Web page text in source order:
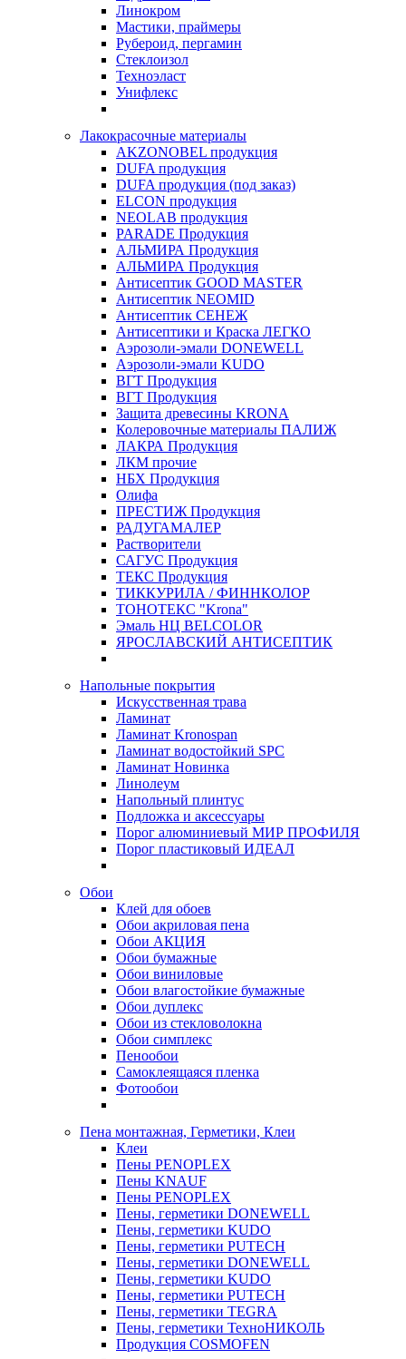
Линокром
Мастики, праймеры
Рубероид, пергамин
Стеклоизол
Техноэласт
Унифлекс
Лакокрасочные материалы
AKZONOBEL продукция
DUFA продукция
DUFA продукция (под заказ)
ELCON продукция
NEOLAB продукция
PARADE Продукция
АЛЬМИРА Продукция
АЛЬМИРА Продукция
Антисептик GOOD MASTER
Антисептик NEOMID
Антисептик СЕНЕЖ
Антисептики и Краска ЛЕГКО
Аэрозоли-эмали DONEWELL
Аэрозоли-эмали KUDO
ВГТ Продукция
ВГТ Продукция
Защита древесины KRONA
Колеровочные материалы ПАЛИЖ
ЛАКРА Продукция
ЛКМ прочие
НБХ Продукция
Олифа
ПРЕСТИЖ Продукция
РАДУГАМАЛЕР
Растворители
САГУС Продукция
ТЕКС Продукция
ТИККУРИЛА / ФИННКОЛОР
ТОНОТЕКС "Krona"
Эмаль НЦ BELCOLOR
ЯРОСЛАВСКИЙ АНТИСЕПТИК
Напольные покрытия
Искусственная трава
Ламинат
Ламинат Kronospan
Ламинат водостойкий SPC
Ламинат Новинка
Линолеум
Напольный плинтус
Подложка и аксессуары
Порог алюминиевый МИР ПРОФИЛЯ
Порог пластиковый ИДЕАЛ
Обои
Клей для обоев
Обои акриловая пена
Обои АКЦИЯ
Обои бумажные
Обои виниловые
Обои влагостойкие бумажные
Обои дуплекс
Обои из стекловолокна
Обои симплекс
Пенообои
Самоклеящаяся пленка
Фотообои
Пена монтажная, Герметики, Клеи
Клеи
Пены PENOPLEX
Пены KNAUF
Пены PENOPLEX
Пены, герметики DONEWELL
Пены, герметики KUDO
Пены, герметики PUTECH
Пены, герметики DONEWELL
Пены, герметики KUDO
Пены, герметики PUTECH
Пены, герметики TEGRA
Пены, герметики ТехноНИКОЛЬ
Продукция COSMOFEN